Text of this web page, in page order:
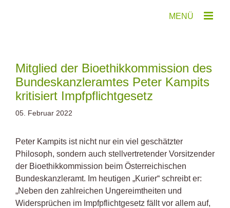
Mitglied der Bioethikkommission des
Bundeskanzleramtes Peter Kampits
kritisiert Impfpflichtgesetz
05. Februar 2022
Peter Kampits ist nicht nur ein viel geschätzter
Philosoph, sondern auch stellvertretender Vorsitzender
der Bioethikkommission beim Österreichischen
Bundeskanzleramt. Im heutigen „Kurier“ schreibt er:
„Neben den zahlreichen Ungereimtheiten und
Widersprüchen im Impfpflichtgesetz fällt vor allem auf,